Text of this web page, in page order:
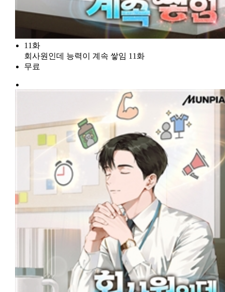
11화
회사원인데 능력이 계속 쌓임 11화
무료